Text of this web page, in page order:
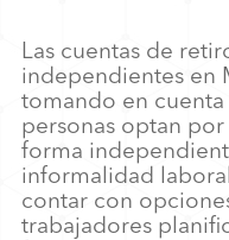
Las cuentas de
independientes en
tomando en cuenta
personas optan
forma
informalidad
contar con
trabajadores